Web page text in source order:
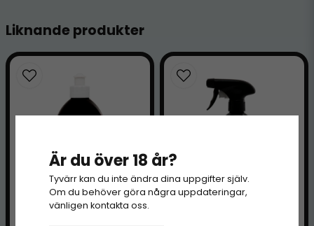
Liknande produkter
Är du över 18 år?
Tyvärr kan du inte ändra dina uppgifter själv.
Om du behöver göra några uppdateringar,
vänligen kontakta oss.